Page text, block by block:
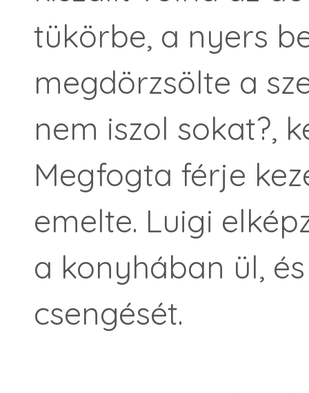
tükörbe, a nyers
megdörzsölte a
nem iszol sokat?,
Megfogta férje
emelte. Luigi
a konyhában ül,
csengését.